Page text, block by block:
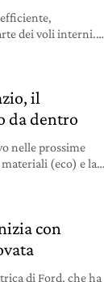
dei voli interni.
il
da dentro
nelle prossime
(eco) e la
con
di Ford, che ha